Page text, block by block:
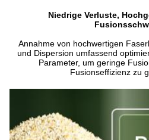
Niedrige Verluste,
Annahme von hochwertigen
und Dispersion umfassend
Parameter, um geringe
Fusionseffizienz zu